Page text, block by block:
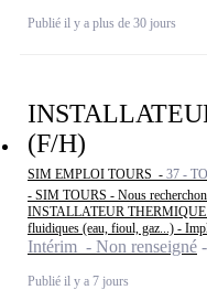
Publié il y a plus de 30 jours
(F/H)
SIM EMPLOI TOURS - 37 -
- SIM TOURS - Nous
INSTALLATEUR THERMIQUE
fluidiques (eau, fioul, gaz...) -
Intérim - Non renseigné
Publié il y a 7 jours